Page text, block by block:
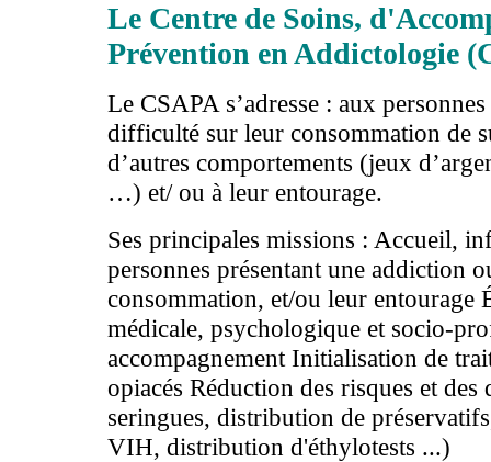
Le Centre de Soins,
Prévention en Addictologie
Le CSAPA s’adresse : aux
difficulté sur leur consommation de
d’autres comportements (jeux
…) et/ ou à leur entourage.
Ses principales missions : Accueil,
personnes présentant une addiction
consommation, et/ou leur entourage
médicale, psychologique et socio-
accompagnement Initialisation de
opiacés Réduction des risques et des
seringues, distribution de
VIH, distribution d'éthylotests ...)